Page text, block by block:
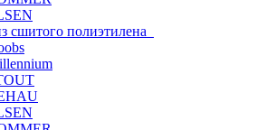
сшитого полиэтилена